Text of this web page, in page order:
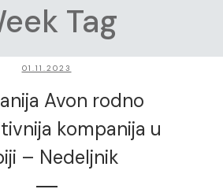
Tag
01.11.2023
Avon rodno
kompanija u
– Nedeljnik